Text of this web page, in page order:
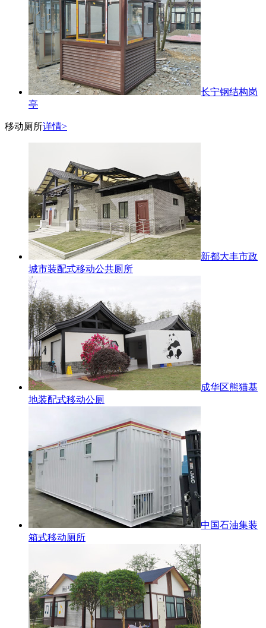
长宁钢结构岗
亭
移动厕所详情>
新都大丰市政
城市装配式移动公共厕所
成华区熊猫基
地装配式移动公厕
中国石油集装
箱式移动厕所